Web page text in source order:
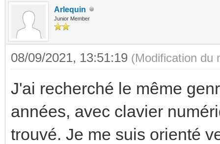
Arlequin
Junior Member
08/09/2021, 13:51:19 (Modification du
J'ai recherché le même
années, avec clavier
trouvé. Je me suis orienté